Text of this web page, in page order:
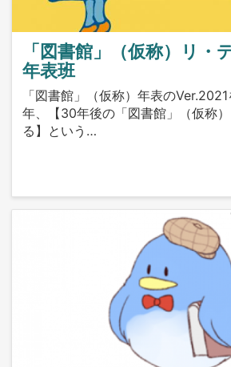
「図書館」（仮称）リ・
年表班
「図書館」（仮称）年表の
年、【30年後の「図書館」（仮称
る】という…